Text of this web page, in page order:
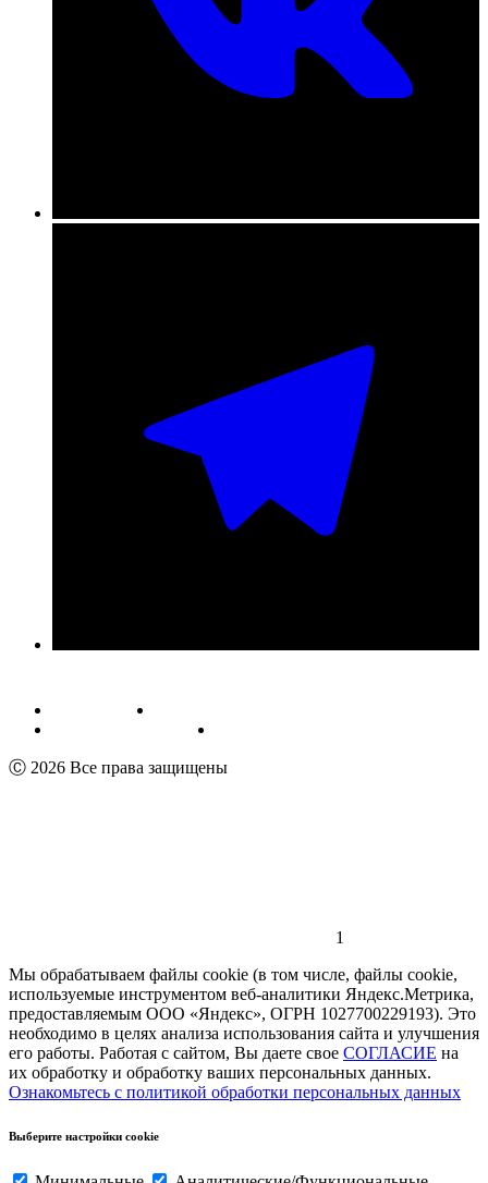
Публичная оферта
Пользовательское соглашение
Ⓒ 2026 Все права защищены
1
Мы обрабатываем файлы cookie (в том числе, файлы cookie,
используемые инструментом веб-аналитики Яндекс.Метрика,
предоставляемым ООО «Яндекс», ОГРН 1027700229193). Это
необходимо в целях анализа использования сайта и улучшения
его работы. Работая с сайтом, Вы даете свое СОГЛАСИЕ на
их обработку и обработку ваших персональных данных.
Ознакомьтесь с политикой обработки персональных данных
Выберите настройки cookie